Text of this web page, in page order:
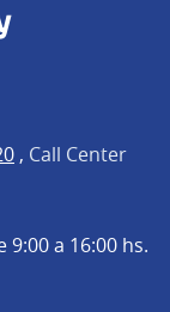
, Call Center
9:00 a 16:00 hs.